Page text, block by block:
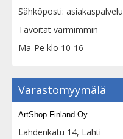
Sähköposti: asiakaspalvelu
Tavoitat varmimmin
Ma-Pe klo 10-16
Varastomyymälä
ArtShop Finland Oy
Lahdenkatu 14, Lahti